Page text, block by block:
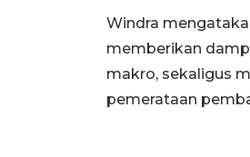
Windra
memberikan
makro, sekaligus
pemerataan